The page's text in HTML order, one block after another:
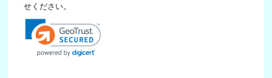
せください。